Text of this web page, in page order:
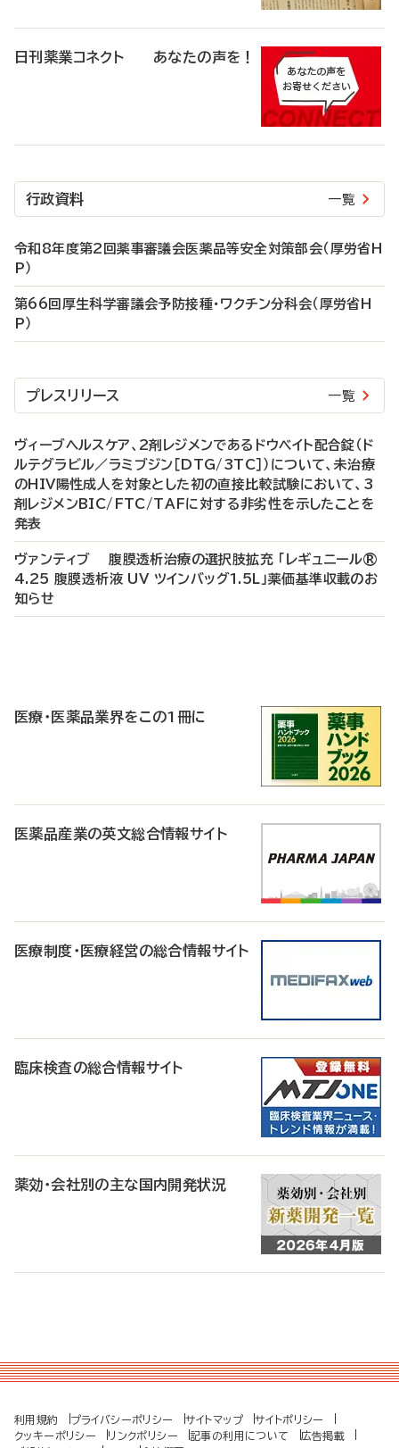
日刊薬業コネクト あなたの声を！
行政資料 一覧
令和8年度第2回薬事審議会医薬品等安全対策部会（厚労省H
P）
第66回厚生科学審議会予防接種・ワクチン分科会（厚労省H
P）
プレスリリース 一覧
ヴィーブヘルスケア、2剤レジメンであるドウベイト配合錠（ド
ルテグラビル／ラミブジン［DTG/3TC］）について、未治療
のHIV陽性成人を対象とした初の直接比較試験において、3
剤レジメンBIC/FTC/TAFに対する非劣性を示したことを
発表
ヴァンティブ 腹膜透析治療の選択肢拡充 「レギュニール®
4.25 腹膜透析液 UV ツインバッグ1.5L」薬価基準収載のお
知らせ
医療・医薬品業界をこの1冊に
医薬品産業の英文総合情報サイト
医療制度・医療経営の総合情報サイト
臨床検査の総合情報サイト
薬効・会社別の主な国内開発状況
利用規約 プライバシーポリシー サイトマップ
サイトポリシー
クッキーポリシー
リンクポリシー 記事の利用について
広告掲載